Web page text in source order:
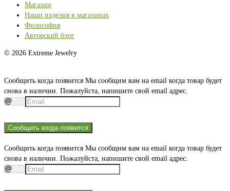
Магазин
Наши изделия в магазинах
Философия
Авторский блог
© 2026 Extreme Jewelry
Сообщить когда появится Мы сообщим вам на email когда товар будет
снова в наличии. Пожалуйста, напишите свой email адрес.
Сообщить когда появится
Сообщить когда появится Мы сообщим вам на email когда товар будет
снова в наличии. Пожалуйста, напишите свой email адрес.